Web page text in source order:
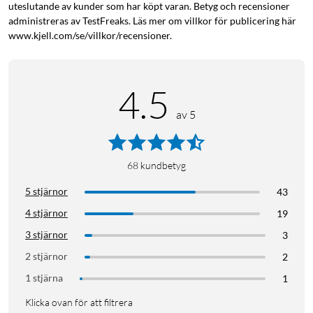
uteslutande av kunder som har köpt varan. Betyg och recensioner
administreras av TestFreaks. Läs mer om villkor för publicering här
www.kjell.com/se/villkor/recensioner.
4.5 av 5
68 kundbetyg
5 stjärnor
43
4 stjärnor
19
3 stjärnor
3
2 stjärnor
2
1 stjärna
1
Klicka ovan för att filtrera